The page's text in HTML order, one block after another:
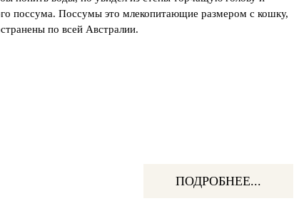
поссума. Поссумы это млекопитающие размером с кошку,
по всей Австралии.
ПОДРОБНЕЕ...